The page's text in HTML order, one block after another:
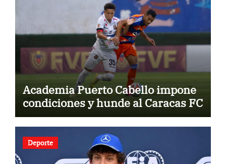
Academia Puerto Cabello impone
condiciones y hunde al Caracas FC
Deporte